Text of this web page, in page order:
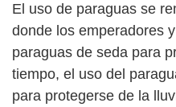
El uso de paraguas se
donde los emperadores
paraguas de seda para
tiempo, el uso del
para protegerse de la